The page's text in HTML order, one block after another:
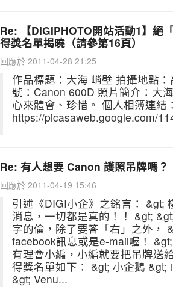
Re: 【DIGIPHOTO開站活動1】絕
得獎名單揭曉（請參第16頁）
回應於 2011-04-28 21:25
作品標題：大海 峭壁 拍攝地點
號：Canon 600D 照片簡介：大
心來體會、珍惜。 個人相簿連結：
https://picasaweb.google.com/
Re: 有人想要 Canon 護照吊牌嗎？
回應於 2011-04-19 15:46
引述《DIGI小企》之銘言： &gt;
消息，一切都是真的！！ &gt;
字的倫，除了要答「右」之外，
facebook訊息或是e-mail喔！
有理會小編，小編就要把吊牌送
得獎名單如下： &gt; 小企鵝 &gt;
&gt; Venu...